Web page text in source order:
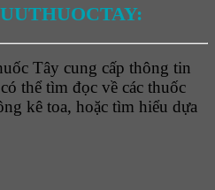
Tây cung cấp thông tin
thể tìm đọc về các thuốc
kê toa, hoặc tìm hiểu dựa